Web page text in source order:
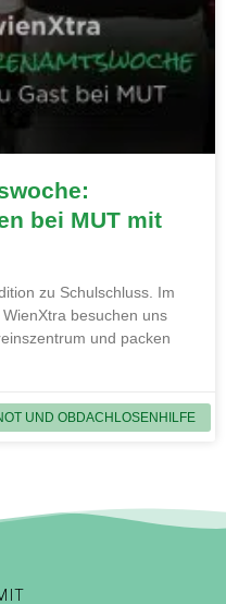
UND OBDACHLOSENHILFE
bei MUT mit
zu Schulschluss. Im
besuchen uns
und packen